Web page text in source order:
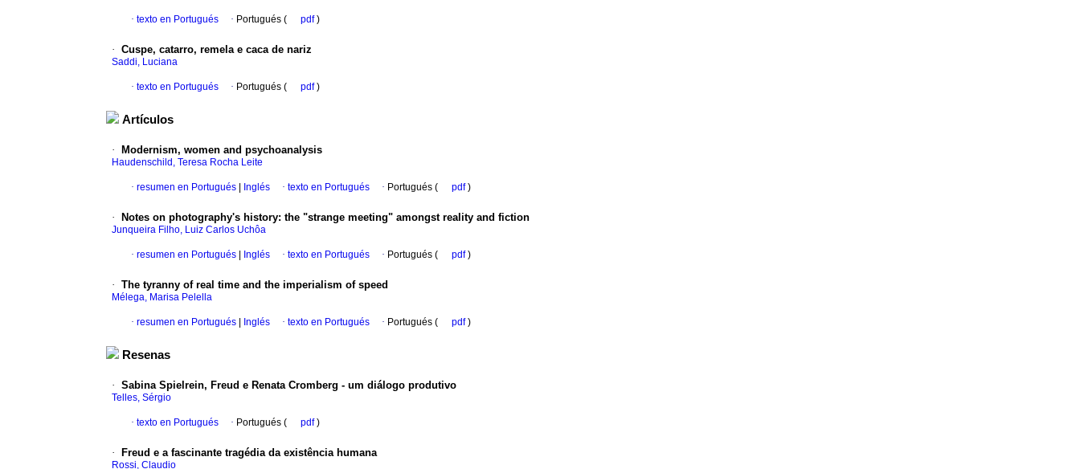
· texto en Portugués · Portugués ( pdf)
· Cuspe, catarro, remela e caca de nariz
Saddi, Luciana
· texto en Portugués · Portugués ( pdf)
Artículos
· Modernism, women and psychoanalysis
Haudenschild, Teresa Rocha Leite
· resumen en Portugués Inglés · texto en Portugués · Portugués ( pdf)
· Notes on photography's history: the "strange meeting" amongst reality and fiction
Junqueira Filho, Luiz Carlos Uchôa
· resumen en Portugués Inglés · texto en Portugués · Portugués ( pdf)
· The tyranny of real time and the imperialism of speed
Mélega, Marisa Pelella
· resumen en Portugués Inglés · texto en Portugués · Portugués ( pdf)
Resenas
· Sabina Spielrein, Freud e Renata Cromberg - um diálogo produtivo
Telles, Sérgio
· texto en Portugués · Portugués ( pdf)
· Freud e a fascinante tragédia da existência humana
Rossi, Claudio